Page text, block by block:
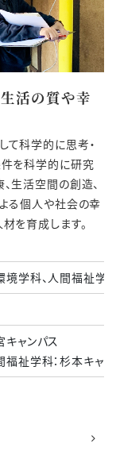
活の質や幸
て科学的に思考・
を科学的に研究
生活空間の創造、
る個人や社会の幸
を育成します。
境学科、人間福祉学
ャンパス
祉学科：杉本キャ